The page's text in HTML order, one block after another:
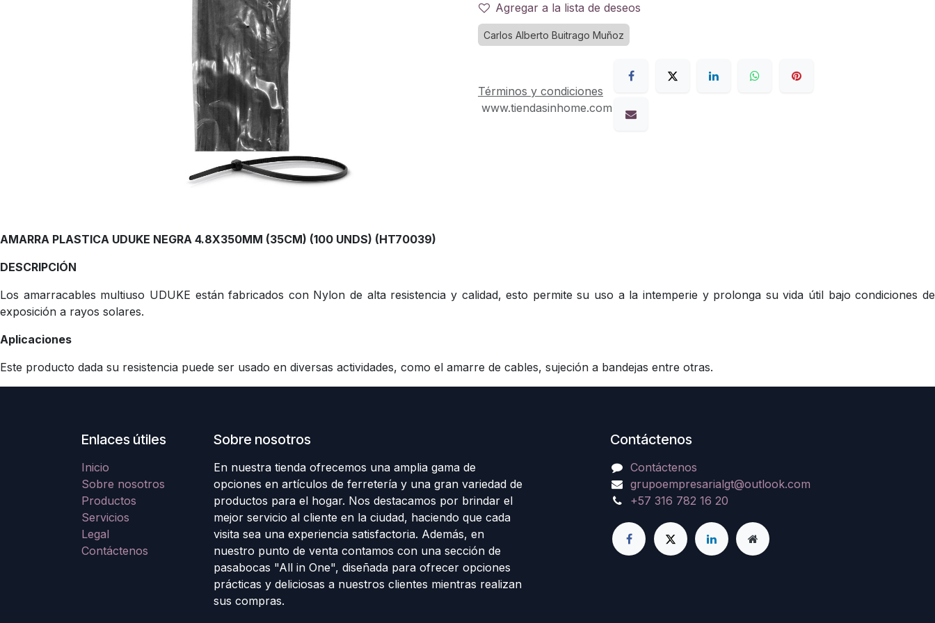
Agregar a la lista de deseos
Carlos Alberto Buitrago Muñoz
Términos y condiciones
www.tiendasinhome.com
AMARRA PLASTICA UDUKE NEGRA 4.8X350MM (35CM) (100 UNDS) (HT70039)
DESCRIPCIÓN
Los amarracables multiuso UDUKE están fabricados con Nylon de alta resistencia y calidad, esto permite su uso a la intemperie y prolonga su vida útil bajo condiciones de
exposición a rayos solares.
Aplicaciones
Este producto dada su resistencia puede ser usado en diversas actividades, como el amarre de cables, sujeción a bandejas entre otras.
Enlaces útiles
Inicio
Sobre nosotros
Productos
Servicios
Legal
Contáctenos
Sobre nosotros
En nuestra tienda ofrecemos una amplia gama de
opciones en artículos de ferretería y una gran variedad de
productos para el hogar. Nos destacamos por brindar el
mejor servicio al cliente en la ciudad, haciendo que cada
visita sea una experiencia satisfactoria. Además, en
nuestro punto de venta contamos con una sección de
pasabocas "All in One", diseñada para ofrecer opciones
prácticas y deliciosas a nuestros clientes mientras realizan
sus compras.
Contáctenos
Contáctenos
grupoempresarialgt@outlook.com
+57 316 782 16 20